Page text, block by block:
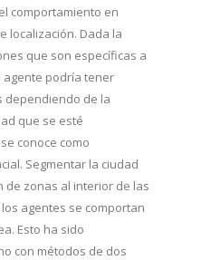
comportamiento en
localización. Dada la
que son específicas a
agente podría tener
dependiendo de la
que se esté
conoce como
Segmentar la ciudad
de zonas al interior de las
agentes se comportan
Esto ha sido
con métodos de dos